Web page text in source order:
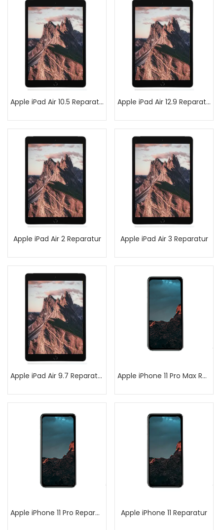
Apple iPad Air 10.5 Reparatur Apple iPad Air 12.9 Reparatur (1/2/3 Generation)
Apple iPad Air 2 Reparatur Apple iPad Air 3 Reparatur
Apple iPad Air 9.7 Reparatur Apple iPhone 11 Pro Max Reparatur
Apple iPhone 11 Pro Reparatur Apple iPhone 11 Reparatur